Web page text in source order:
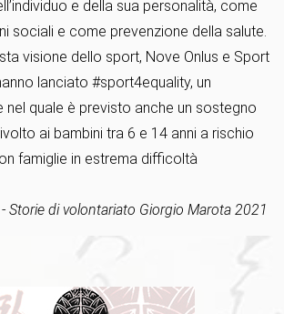
e della sua personalità, come
sociali e come prevenzione della salute.
visione dello sport, Nove Onlus e Sport
lanciato #sport4equality, un
nel quale è previsto anche un sostegno
ai bambini tra 6 e 14 anni a rischio
famiglie in estrema difficoltà
Storie di volontariato Giorgio Marota 2021